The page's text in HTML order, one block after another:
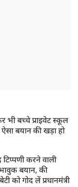
भी बच्चे प्राइवेट स्कूल
बयान की खड़ा हो
करने वाली
बयान, की
को गोद लें प्रधानमंत्री